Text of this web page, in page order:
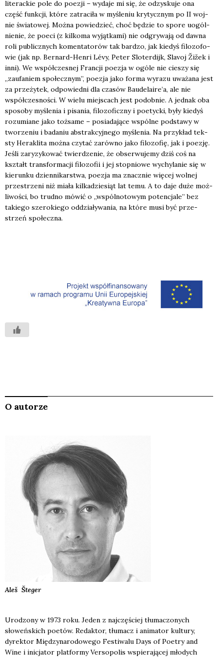
lite­rac­kie pole do poezji – wyda­je mi się, że odzy­sku­je ona
część funk­cji, któ­re zatra­ci­ła w myśle­niu kry­tycz­nym po II woj­
nie świa­to­wej. Moż­na powie­dzieć, choć będzie to spo­re uogól­
nie­nie, że poeci (z kil­ko­ma wyjąt­ka­mi) nie odgry­wa­ją od daw­na
roli publicz­nych komen­ta­to­rów tak bar­dzo, jak kie­dyś filo­zo­fo­
wie (jak np. Ber­nard-Hen­ri Lévy, Peter Slo­ter­dijk, Sla­voj Žižek i
inni). We współ­cze­snej Fran­cji poezja w ogó­le nie cie­szy się
„zaufa­niem spo­łecz­nym”, poezja jako for­ma wyra­zu uwa­ża­na jest
za prze­ży­tek, odpo­wied­ni dla cza­sów Bau­de­la­ire­’a, ale nie
współ­cze­sno­ści. W wie­lu miej­scach jest podob­nie. A jed­nak oba
spo­so­by myśle­nia i pisa­nia, filo­zo­ficz­ny i poetyc­ki, były kie­dyś
rozu­mia­ne jako toż­sa­me – posia­da­ją­ce wspól­ne pod­sta­wy w
two­rze­niu i bada­niu abs­trak­cyj­ne­go myśle­nia. Na przy­kład tek­
sty Hera­kli­ta moż­na czy­tać zarów­no jako filo­zo­fię, jak i poezję.
Jeśli zary­zy­ko­wać twier­dze­nie, że obser­wu­je­my dziś coś na
kształt trans­for­ma­cji filo­zo­fii i jej stop­nio­we wychy­la­nie się w
kie­run­ku dzien­ni­kar­stwa, poezja ma znacz­nie wię­cej wol­nej
prze­strze­ni niż mia­ła kil­ka­dzie­siąt lat temu. A to daje duże moż­
li­wo­ści, bo trud­no mówić o „wspól­no­to­wym poten­cja­le” bez
takie­go sze­ro­kie­go oddzia­ły­wa­nia, na któ­re musi być prze­
strzeń spo­łecz­na.
O autorze
Aleš Šteger
Urodzony w 1973 roku. Jeden z najczęściej tłumaczonych
słoweńskich poetów. Redaktor, tłumacz i animator kultury,
dyrektor Międzynarodowego Festiwalu Days of Poetry and
Wine i inicjator platformy Versopolis wspierającej młodych